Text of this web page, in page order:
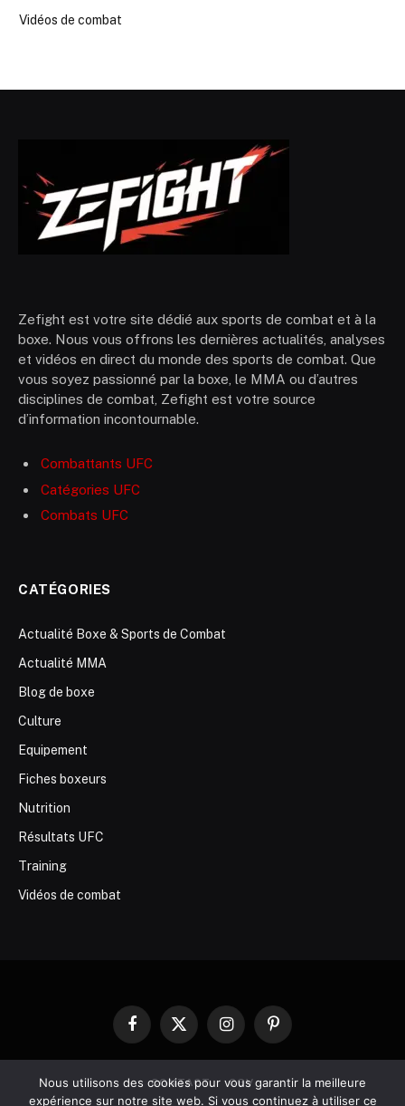
Vidéos de combat
Zefight est votre site dédié aux sports de combat et à la
boxe. Nous vous offrons les dernières actualités, analyses
et vidéos en direct du monde des sports de combat. Que
vous soyez passionné par la boxe, le MMA ou d’autres
disciplines de combat, Zefight est votre source
d’information incontournable.
Combattants UFC
Catégories UFC
Combats UFC
CATÉGORIES
Actualité Boxe & Sports de Combat
Actualité MMA
Blog de boxe
Culture
Equipement
Fiches boxeurs
Nutrition
Résultats UFC
Training
Vidéos de combat
Facebook
X
InstagramPinterest
CONTACT CGV
Nous utilisons des cookies pour vous garantir la meilleure
expérience sur notre site web. Si vous continuez à utiliser ce